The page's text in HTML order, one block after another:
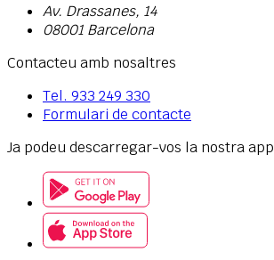
Av. Drassanes, 14
08001 Barcelona
Contacteu amb nosaltres
Tel. 933 249 330
Formulari de contacte
Ja podeu descarregar-vos la nostra app